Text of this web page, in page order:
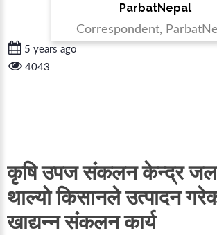
ParbatNepal
Correspondent,
5 years ago
4043
कृषि उपज संकलन केन्द्र
थाल्यो किसानले उत्पादन
खाद्यन्न संकलन कार्य